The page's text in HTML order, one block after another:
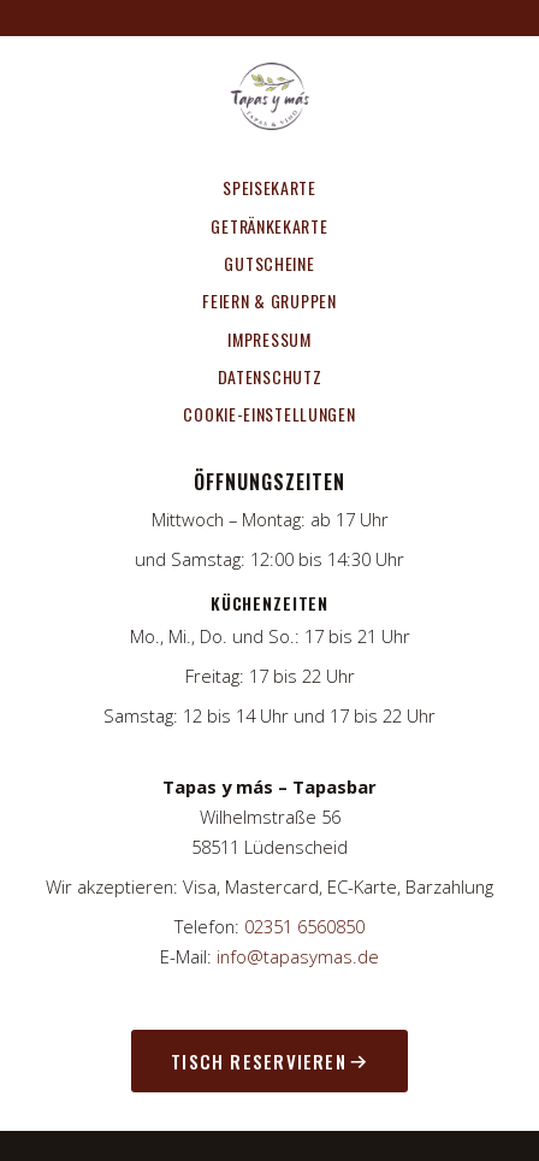
SPEISEKARTE
GETRÄNKEKARTE
GUTSCHEINE
FEIERN & GRUPPEN
IMPRESSUM
DATENSCHUTZ
COOKIE-EINSTELLUNGEN
ÖFFNUNGSZEITEN
Mittwoch – Montag: ab 17 Uhr
und Samstag: 12:00 bis 14:30 Uhr
KÜCHENZEITEN
Mo., Mi., Do. und So.: 17 bis 21 Uhr
Freitag: 17 bis 22 Uhr
Samstag: 12 bis 14 Uhr und 17 bis 22 Uhr
Tapas y más – Tapasbar
Wilhelmstraße 56
58511 Lüdenscheid
Wir akzeptieren: Visa, Mastercard, EC-Karte, Barzahlung
Telefon: 02351 6560850
E-Mail: info@tapasymas.de
TISCH RESERVIEREN